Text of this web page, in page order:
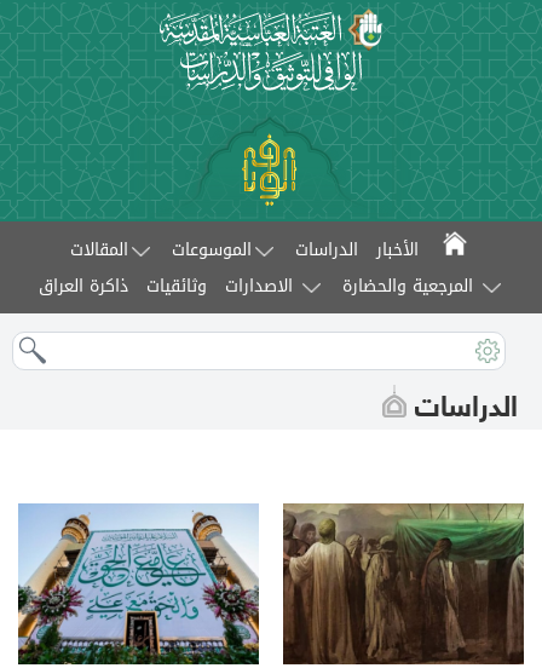
الأخبار الدراسات الموسوعات
المقالات
المرجعية والحضارة
الاصدارات وثائقيات ذاكرة العراق
الدراسات